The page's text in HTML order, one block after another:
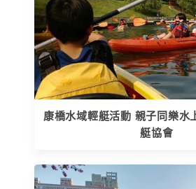
康橋水域輕艇活動 親子同樂水
艇協會